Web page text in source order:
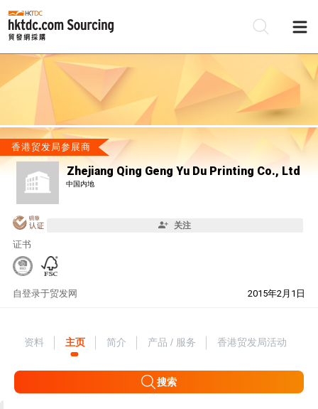
香港贸发局参展商
Zhejiang Qing Geng Yu Du Printing Co., Ltd
中国内地
关注
证书
自 2015年2月1日
登录于贸发网
资料 主页 简介 产品 / 服务 香港贸发局活动
搜索